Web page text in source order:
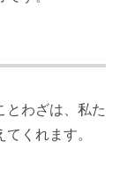
とわざは、私た
くれます。